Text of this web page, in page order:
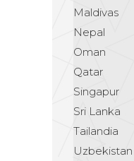
Maldivas
Nepal
Oman
Qatar
Singapur
Sri Lanka
Tailandia
Uzbekistan